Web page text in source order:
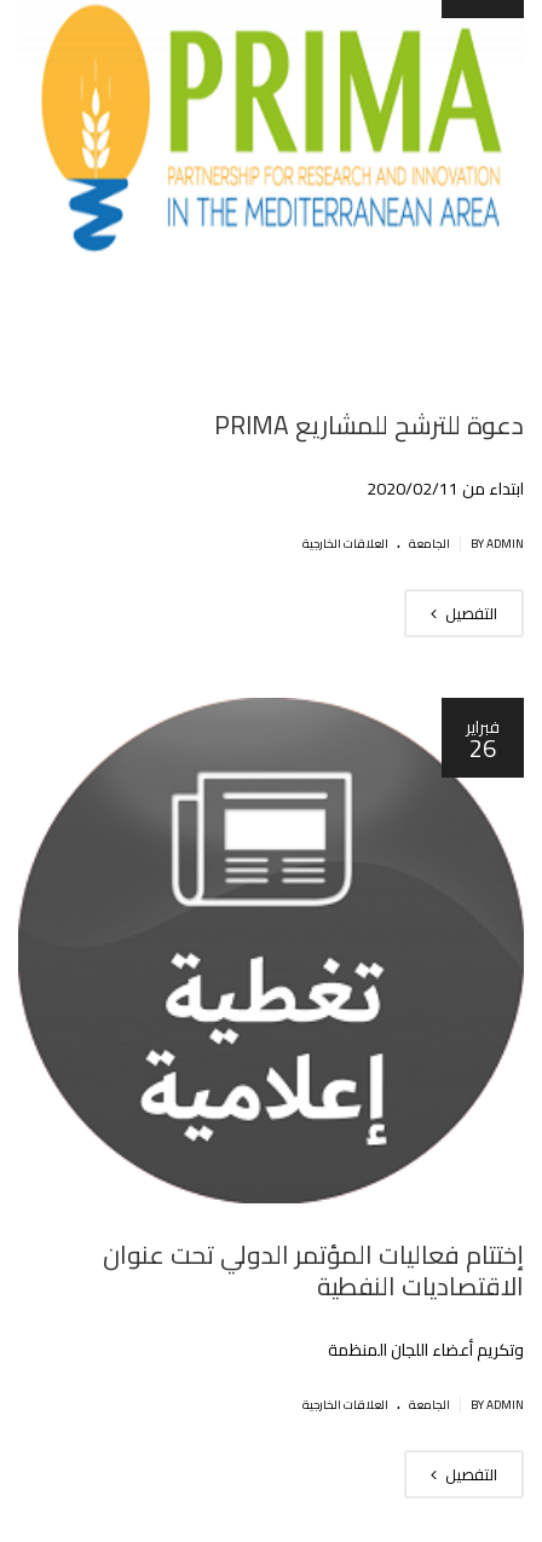
دعوة للترشح للمشاريع PRIMA
ابتداء من 2020/02/11
BY ADMIN الجامعة . العلاقات الخارجية
التفصيل
فبراير
26
إختتام فعاليات المؤتمر الدولي تحت عنوان
الاقتصاديات النفطية
وتكريم أعضاء اللجان المنظمة
BY ADMIN الجامعة . العلاقات الخارجية
التفصيل